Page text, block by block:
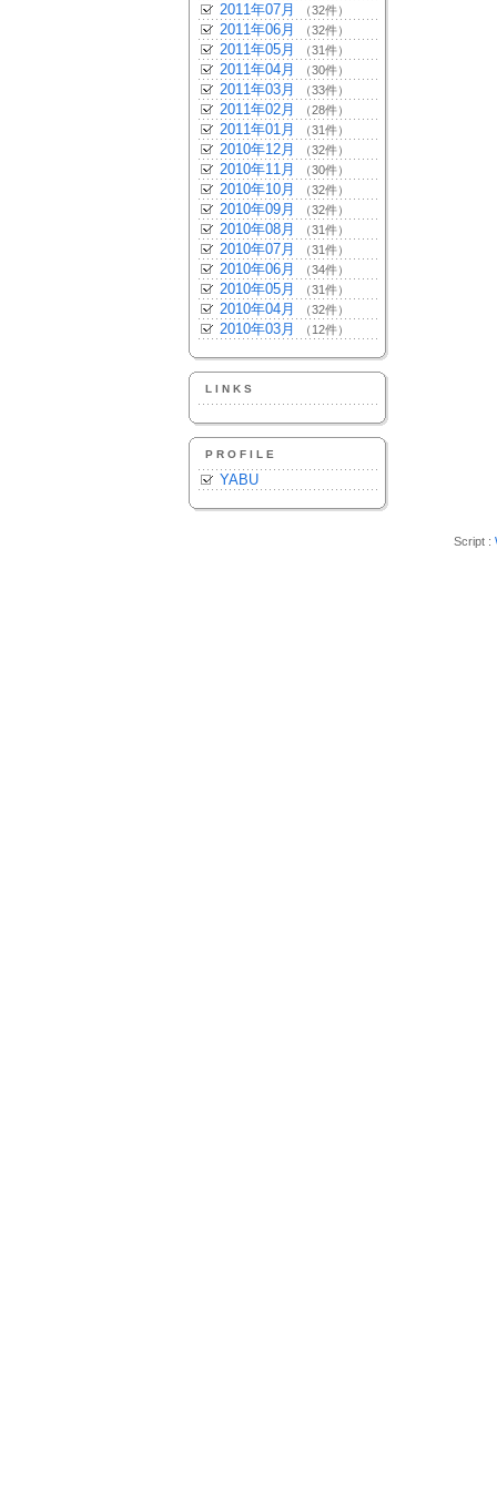
2011年07月 （32件）
2011年06月 （32件）
2011年05月 （31件）
2011年04月 （30件）
2011年03月 （33件）
2011年02月 （28件）
2011年01月 （31件）
2010年12月 （32件）
2010年11月 （30件）
2010年10月 （32件）
2010年09月 （32件）
2010年08月 （31件）
2010年07月 （31件）
2010年06月 （34件）
2010年05月 （31件）
2010年04月 （32件）
2010年03月 （12件）
LINKS
PROFILE
YABU
Script :